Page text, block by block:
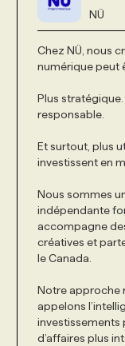
NÜ
Chez NÜ, nous
numérique peut
Plus
responsable.
Et surtout, plus
investissent en
Nous sommes
indépendante
accompagne
créatives et
le Canada.
Notre approche
appelons
investissements
d’affaires plus